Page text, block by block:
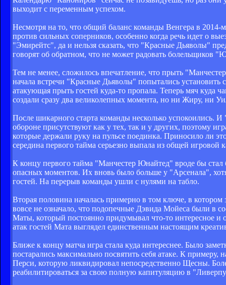
выходит с переменным успехом.
Несмотря на то, что общий баланс команды Венгера в
против сильных соперников, особенно когда речь идет о
"Эмирейтс", да и нельзя сказать, что "Красные Дьяволы"
говорят об обратном, что не может радовать болельщиков
Тем не менее, сложилось впечатление, что прыть
начала встречи "Красные Дьяволы" попытались
атакующая прыть гостей куда-то пропала. Теперь мяч куда
создали сразу два великолепных момента, но ни Жиру, ни
После шикарного старта команды несколько успокоились.
обороне присутствуют как у тех, так и у других, поэтому
которые держали руку на пульсе поединка. Приносило ли
середина первого тайма серьезно выпала из общей
К концу первого тайма "Манчестер Юнайтед" вроде бы стал
опасных моментов. Их вновь было больше у "Арсенала",
гостей. На перерыв команды ушли с нулями на табло.
Вторая половина началась примерно в том ключе, в
вовсе не означало, что подопечные Дэвида Мойеса были в
Маты, который постоянно придумывал что-то интересное
атак гостей Мата выглядел единственным настоящим
Ближе к концу матча игра стала куда интереснее. Было
постарались максимально посвятить себя атаке. К
Перси, которую ликвидировал непосредственно Щесны.
реабилитироваться за свою полную капитуляцию в